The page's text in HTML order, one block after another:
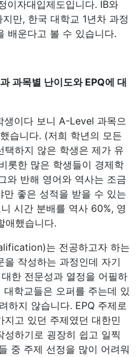
이자대입제도입니다. IB와
만, 한국 대학교 1년차 과정
배운다고 볼 수 있습니다.
과목별 난이도와 EPQ에 대
생이다 보니 A-Level 과목으
습니다. (저희 학년의 모든
택하지 않은 학생은 제가 유
롯한 많은 학생들이 경제학
와 반해 영어와 역사는 조금
좋은 성적을 받을 수 있는
시간 분배를 역사 60%, 영
애했습니다.
는 전공하고자 하는
작성하는 과정인데 자기
한 전문성과 열정을 어필하
학교들은 오퍼를 주는데 있
하지 않습니다. EPQ 주제로
고 있던 주제였던 대한민
하기로 굉장히 쉽고 일찍
중 주제 선정을 많이 어려워